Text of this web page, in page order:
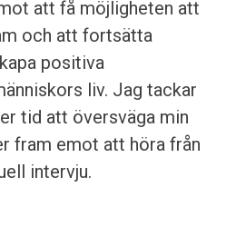
att få möjligheten att
och att fortsätta
positiva
liv. Jag tackar
tid att översväga min
fram emot att höra från
intervju.